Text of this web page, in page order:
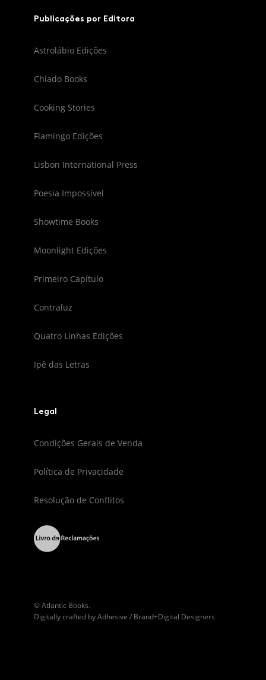
Publicações por Editora
Astrolábio Edições
Chiado Books
Cooking Stories
Flamingo Edições
Lisbon International Press
Poesia Impossível
Showtime Books
Moonlight Edições
Primeiro Capítulo
Contraluz
Quatro Linhas Edições
Ipê das Letras
Legal
Condições Gerais de Venda
Política de Privacidade
Resolução de Conflitos
© Atlantic Books.
Digitally crafted byAdhesive / Brand+Digital Designers